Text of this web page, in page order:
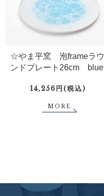
☆やま平窯 泡frameラウ
ンドプレート26cm blue
14,256円(税込)
MORE